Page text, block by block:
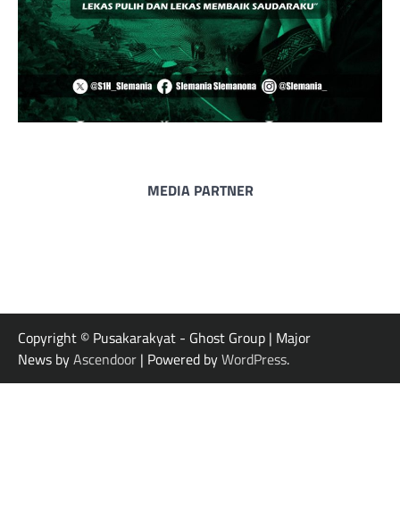
MEDIA PARTNER
Copyright © Pusakarakyat - Ghost Group | Major
News byAscendoor | Powered byWordPress.